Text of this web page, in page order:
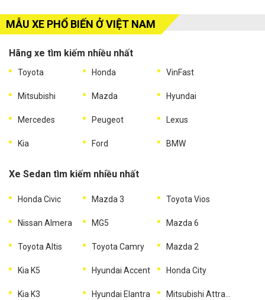
MẪU XE PHỔ BIẾN Ở VIỆT NAM
Hãng xe tìm kiếm nhiều nhất
Toyota Honda VinFast
Mitsubishi Mazda Hyundai
Mercedes Peugeot Lexus
Kia Ford BMW
Xe Sedan tìm kiếm nhiều nhất
Honda Civic Mazda 3 Toyota Vios
Nissan Almera MG5 Mazda 6
Toyota Altis Toyota Camry Mazda 2
Kia K5 Hyundai Accent Honda City
Kia K3 Hyundai Elantra Mitsubishi Attrage